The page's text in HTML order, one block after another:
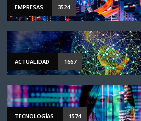
EMPRESAS 3524
ACTUALIDAD 1667
TECNOLOGÍAS 1574